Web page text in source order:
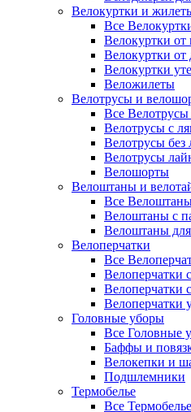
Велокуртки и
Все
Велокуртки от
Велокуртки от
Велокуртки
Веложилеты
Велотрусы и
Все
Велотрусы с
Велотрусы без
Велотрусы
Велошорты
Велоштаны и
Все
Велоштаны с
Велоштаны
Велоперчатки
Все
Велоперчатки
Велоперчатки
Велоперчатки
Головные уборы
Все Головные
Баффы и
Велокепки и
Подшлемники
Термобелье
Все Термобелье